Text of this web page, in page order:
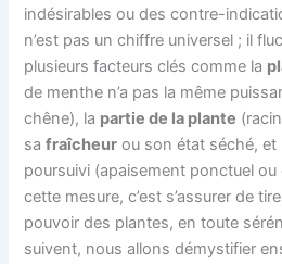
indésirables ou des contre-
n’est pas un chiffre universel ; il
plusieurs facteurs clés comme la
de menthe n’a pas la même
chêne), la partie de la plante
safraîcheur ou son état séché, et
poursuivi (apaisement ponctuel
cette mesure, c’est s’assurer de
pouvoir des plantes, en toute
suivent, nous allons démystifier